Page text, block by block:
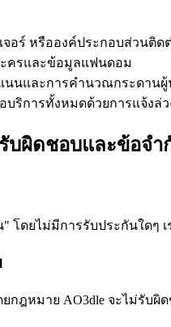
จอร์ หรือองค์ประกอบส่วนติด
ครและข้อมูลแฟนดอม
นนและการคำนวณกระดานผู้
บริการทั้งหมดด้วยการแจ้งล่
บผิดชอบและข้อจำ
" โดยไม่มีการรับประกันใด
ฎหมาย AO3dle จะไม่รับผิ